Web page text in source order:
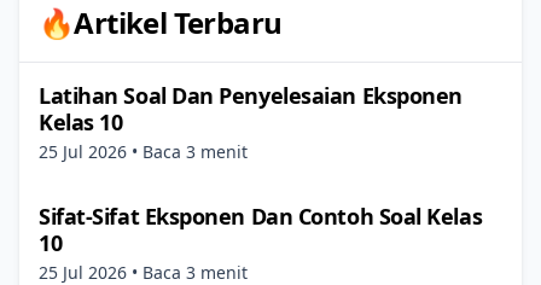
🔥Artikel Terbaru
Latihan Soal Dan Penyelesaian Eksponen
Kelas 10
25 Jul 2026 • Baca 3 menit
Sifat-Sifat Eksponen Dan Contoh Soal Kelas
10
25 Jul 2026 • Baca 3 menit